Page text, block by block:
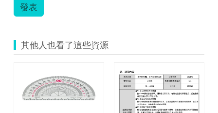
發表
其他人也看了這些資源